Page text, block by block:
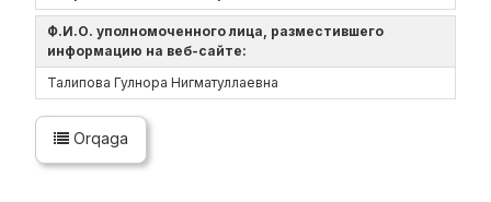
Ф.И.О. уполномоченного лица, разместившего
информацию на веб-сайте:
Талипова Гулнора Нигматуллаевна
Orqaga